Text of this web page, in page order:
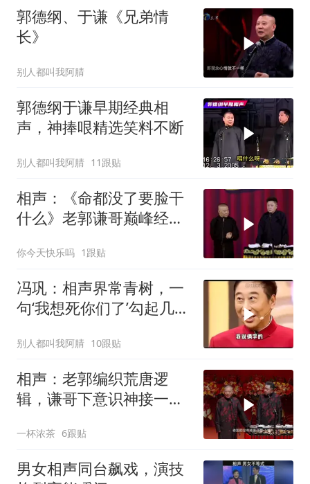
郭德纲、于谦《兄弟情
长》
别人都叫我阿腈
郭德纲于谦早期经典相
声，神捧哏精选笑料不断
别人都叫我阿腈 11跟贴
相声：《命都没了要脸干
什么》老郭谦哥巅峰经典
你今天快乐吗 1跟贴
冯巩：相声界常青树，一
句‘我想死你们了’勾起几代
别人都叫我阿腈 10跟贴
相声：老郭编织荒唐逻
辑，谦哥下意识神接一
一杯浓茶 6跟贴
男女相声同台飙戏，演技